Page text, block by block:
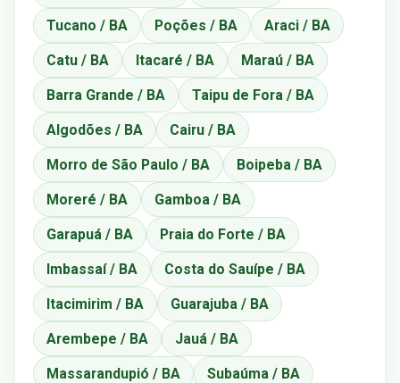
Tucano / BA Poções / BA Araci / BA
Catu / BA Itacaré / BA Maraú / BA
Barra Grande / BA Taipu de Fora / BA
Algodões / BA Cairu / BA
Morro de São Paulo / BA Boipeba / BA
Moreré / BA Gamboa / BA
Garapuá / BA Praia do Forte / BA
Imbassaí / BA Costa do Sauípe / BA
Itacimirim / BA Guarajuba / BA
Arembepe / BA Jauá / BA
Massarandupió / BA Subaúma / BA